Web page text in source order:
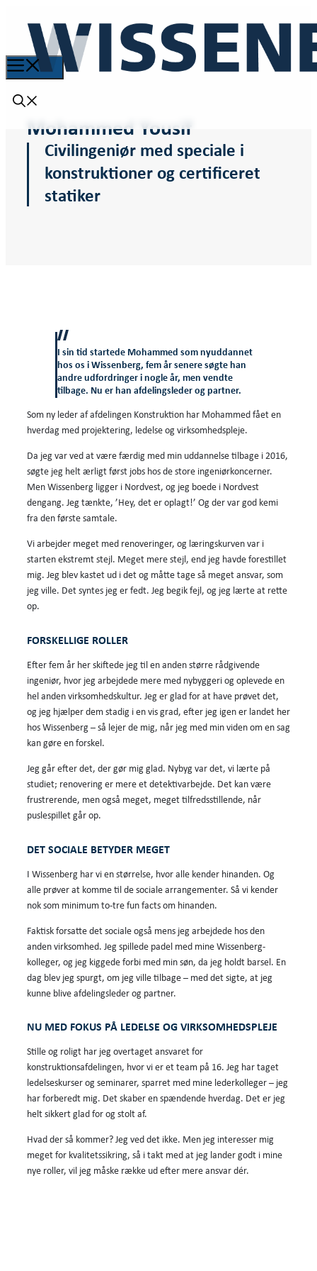
Mohammed Yousif
Civilingeniør med speciale i
konstruktioner og certificeret
statiker
I sin tid startede Mohammed som nyuddannet
hos os i Wissenberg, fem år senere søgte han
andre udfordringer i nogle år, men vendte
tilbage. Nu er han afdelingsleder og partner.
Som ny leder af afdelingen Konstruktion har Mohammed fået en
hverdag med projektering, ledelse og virksomhedspleje.
Da jeg var ved at være færdig med min uddannelse tilbage i 2016,
søgte jeg helt ærligt først jobs hos de store ingeniørkoncerner.
Men Wissenberg ligger i Nordvest, og jeg boede i Nordvest
dengang. Jeg tænkte, ’Hey, det er oplagt!’ Og der var god kemi
fra den første samtale.
Vi arbejder meget med renoveringer, og læringskurven var i
starten ekstremt stejl. Meget mere stejl, end jeg havde forestillet
mig. Jeg blev kastet ud i det og måtte tage så meget ansvar, som
jeg ville. Det syntes jeg er fedt. Jeg begik fejl, og jeg lærte at rette
op.
FORSKELLIGE ROLLER
Efter fem år her skiftede jeg til en anden større rådgivende
ingeniør, hvor jeg arbejdede mere med nybyggeri og oplevede en
hel anden virksomhedskultur. Jeg er glad for at have prøvet det,
og jeg hjælper dem stadig i en vis grad, efter jeg igen er landet her
hos Wissenberg – så lejer de mig, når jeg med min viden om en sag
kan gøre en forskel.
Jeg går efter det, der gør mig glad. Nybyg var det, vi lærte på
studiet; renovering er mere et detektivarbejde. Det kan være
frustrerende, men også meget, meget tilfredsstillende, når
puslespillet går op.
DET SOCIALE BETYDER MEGET
I Wissenberg har vi en størrelse, hvor alle kender hinanden. Og
alle prøver at komme til de sociale arrangementer. Så vi kender
nok som minimum to-tre fun facts om hinanden.
Faktisk forsatte det sociale også mens jeg arbejdede hos den
anden virksomhed. Jeg spillede padel med mine Wissenberg-
kolleger, og jeg kiggede forbi med min søn, da jeg holdt barsel. En
dag blev jeg spurgt, om jeg ville tilbage – med det sigte, at jeg
kunne blive afdelingsleder og partner.
NU MED FOKUS PÅ LEDELSE OG VIRKSOMHEDSPLEJE
Stille og roligt har jeg overtaget ansvaret for
konstruktionsafdelingen, hvor vi er et team på 16. Jeg har taget
ledelseskurser og seminarer, sparret med mine lederkolleger – jeg
har forberedt mig. Det skaber en spændende hverdag. Det er jeg
helt sikkert glad for og stolt af.
Hvad der så kommer? Jeg ved det ikke. Men jeg interesser mig
meget for kvalitetssikring, så i takt med at jeg lander godt i mine
nye roller, vil jeg måske række ud efter mere ansvar dér.